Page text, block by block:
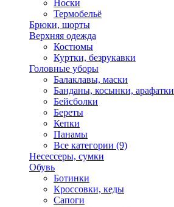
Носки
Термобельё
Брюки, шорты
Верхняя одежда
Костюмы
Куртки, безрукавки
Головные уборы
Балаклавы, маски
Банданы, косынки, арафатки
Бейсболки
Береты
Кепки
Панамы
Все категории (9)
Несессеры, сумки
Обувь
Ботинки
Кроссовки, кеды
Сапоги